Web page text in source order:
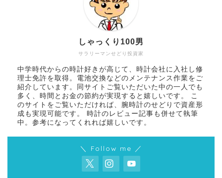
サラリーマンせどり投資家
しゃっくり100男
中学時代からの時計好きが高じて、時計会社に入社し修
理士免許を取得。電池交換などのメンテナンス作業をご
紹介しています。同サイトご覧いただいた中の一人でも
多く、時間とお金の節約が実現すると嬉しいです。 こ
のサイトをご覧いただければ、腕時計のせどりで資産形
成も実現可能です。 時計のレビュー記事も併せて執筆
中。参考になってくれれば嬉しいです。
＼ Follow me ／